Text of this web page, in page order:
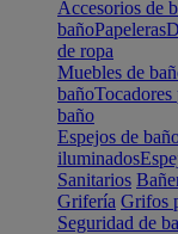
Accesorios de
bañoPapeleras
de ropa
Muebles de
bañoTocadores
baño
Espejos de
iluminados
Sanitarios
Grifería Grifos
Seguridad de